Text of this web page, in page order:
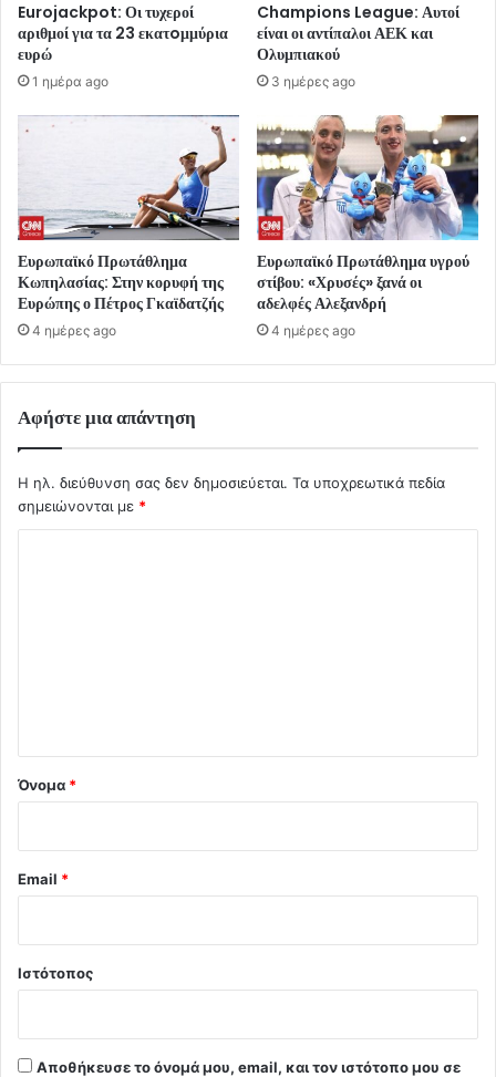
Eurojackpot: Οι τυχεροί
αριθμοί για τα 23 εκατoμμύρια
ευρώ
1 ημέρα ago
Champions League: Αυτοί
είναι οι αντίπαλοι ΑΕΚ και
Ολυμπιακού
3 ημέρες ago
Ευρωπαϊκό Πρωτάθλημα
Κωπηλασίας: Στην κορυφή της
Ευρώπης ο Πέτρος Γκαϊδατζής
4 ημέρες ago
Ευρωπαϊκό Πρωτάθλημα υγρού
στίβου: «Χρυσές» ξανά οι
αδελφές Αλεξανδρή
4 ημέρες ago
Αφήστε μια απάντηση
Η ηλ. διεύθυνση σας δεν δημοσιεύεται. Τα υποχρεωτικά πεδία
σημειώνονται με *
Όνομα *
Email *
Ιστότοπος
Αποθήκευσε το όνομά μου, email, και τον ιστότοπο μου σε